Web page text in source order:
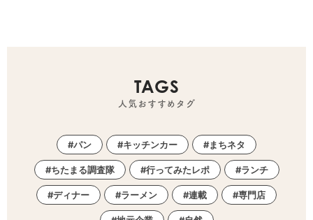
TAGS
人気おすすめタグ
パン キッチンカー まちネタ
ちたまる調査隊 行ってみたレポ ランチ
ディナー ラーメン 連載 専門店